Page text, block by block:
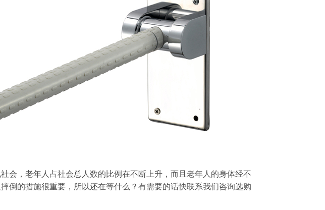
，老年人占社会总人数的比例在不断上升，而且老年人的身体经不
倒的措施很重要，所以还在等什么？有需要的话快联系我们咨询选购